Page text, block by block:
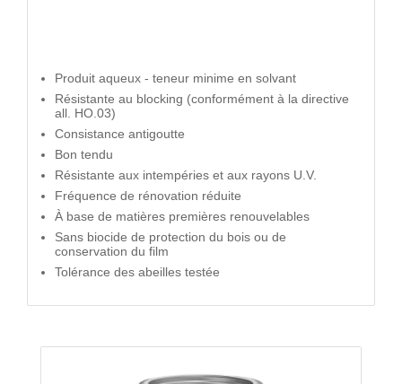
Produit aqueux - teneur minime en solvant
Résistante au blocking (conformément à la directive
all. HO.03)
Consistance antigoutte
Bon tendu
Résistante aux intempéries et aux rayons U.V.
Fréquence de rénovation réduite
À base de matières premières renouvelables
Sans biocide de protection du bois ou de
conservation du film
Tolérance des abeilles testée